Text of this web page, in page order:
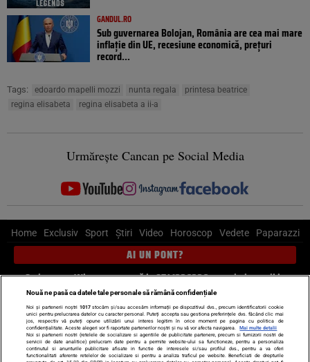
GANDUL.RO
Sub guvernarea Bolojan, România are cea mai mare
inflație din UE, recesiune economică, prețuri
record...
Tags: edoardo mapelli mozzi nunta regala
printesa beatrice
regina elisabeta
regina elisabeta a ii-a
Urmărește Cancan pe Social Media
Home Exclusiv Sport Știri Video Horoscop Vedete Paparazzi
AI UN PONT?
Scrie-ne pe Whatsapp, sună la 0741226226 sau trimite mail la
pont@cancan.ro
Știri interne Știri externe
Politică
Ultimele stiri
Diete Insula Iubirii Dictionar de vise
LIFE STYLE
Nouă ne pasă ca datele tale personale să rămână confidențiale
Noi și partenerii noștri 1017stocăm și/sau accesăm informații pe dispozitivul dvs., precum identificatorii cookie
unici pentru prelucrarea datelor cu caracter personal. Puteți accepta sau gestiona preferințele dvs. făcând clic mai
jos, respectiv vă puteți opune utilizării unui interes legitim în orice moment pe pagina cu politica de
confidențialitate. Aceste alegeri vor fi raportate partenerilor noștri și nu vă vor afecta navigarea.
Mai multe detalii
Noi si partenerii nostri (retelele de socializare si agentiile de publicitate partenere, precum si furnizorii nostri de
servicii de date analitice) prelucram date pentru a permite website-ului sa functioneze, pentru a personaliza
continutul si anunturile publicitare afisate in functie de interesele si/sau profilul dvs., pentru a va oferi
functionalitati aferente retelelor de socializare si pentru a analiza traficul pe website. Beneficiati de drepturile